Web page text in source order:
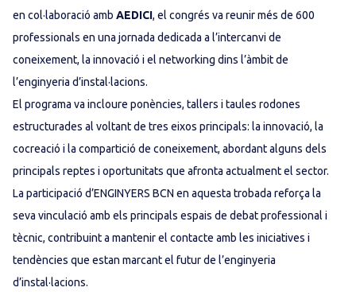
en col·laboració amb AEDICI, el congrés va reunir més de 600
professionals en una jornada dedicada a l’intercanvi de
coneixement, la innovació i el networking dins l’àmbit de
l’enginyeria d’instal·lacions.
El programa va incloure ponències, tallers i taules rodones
estructurades al voltant de tres eixos principals: la innovació, la
cocreació i la compartició de coneixement, abordant alguns dels
principals reptes i oportunitats que afronta actualment el sector.
La participació d’ENGINYERS BCN en aquesta trobada reforça la
seva vinculació amb els principals espais de debat professional i
tècnic, contribuint a mantenir el contacte amb les iniciatives i
tendències que estan marcant el futur de l’enginyeria
d’instal·lacions.